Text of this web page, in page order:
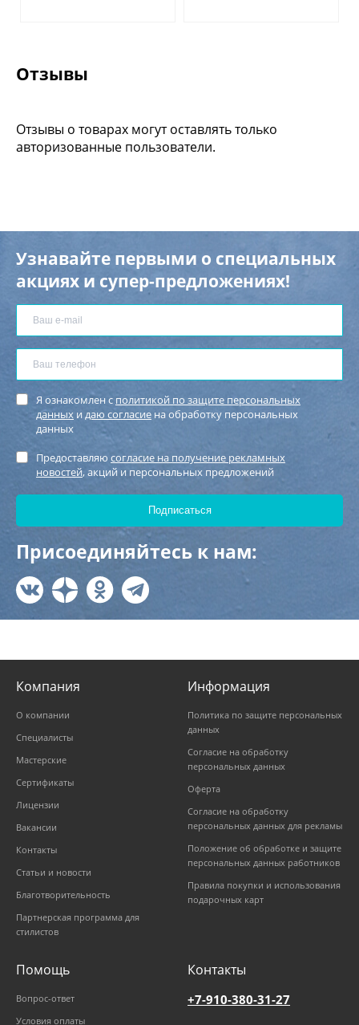
Отзывы
Отзывы о товарах могут оставлять только
авторизованные пользователи.
Узнавайте первыми о специальных
акциях и супер-предложениях!
Я ознакомлен с политикой по защите персональных
данных идаю согласие на обработку персональных
данных
Предоставляю согласие на получение рекламных
новостей, акций и персональных предложений
Присоединяйтесь к нам:
Компания
О компании
Специалисты
Мастерские
Сертификаты
Лицензии
Вакансии
Контакты
Статьи и новости
Благотворительность
Партнерская программа для
стилистов
Информация
Политика по защите персональных
данных
Согласие на обработку
персональных данных
Оферта
Согласие на обработку
персональных данных для рекламы
Положение об обработке и защите
персональных данных работников
Правила покупки и использования
подарочных карт
Помощь
Вопрос-ответ
Условия оплаты
Контакты
+7-910-380-31-27